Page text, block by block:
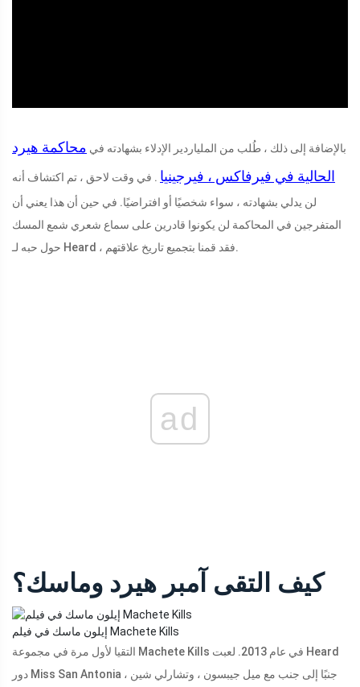
بالإضافة إلى ذلك ، طُلب من الملياردير الإدلاء بشهادته في محاكمة هيرد
الحالية في فيرفاكس ، فيرجينيا . في وقت لاحق ، تم اكتشاف أنه
لن يدلي بشهادته ، سواء شخصيًا أو افتراضيًا. في حين أن هذا يعني أن
المتفرجين في المحاكمة لن يكونوا قادرين على سماع شعري شمع المسك
حول حبه لـ Heard ، فقد قمنا بتجميع تاريخ علاقتهم.
ad
كيف التقى آمبر هيرد وماسك؟
إيلون ماسك في فيلم Machete Kills
التقيا لأول مرة في مجموعة Machete Kills في عام 2013. لعبت Heard
دور Miss San Antonia جنبًا إلى جنب مع ميل جيبسون ، وتشارلي شين ،